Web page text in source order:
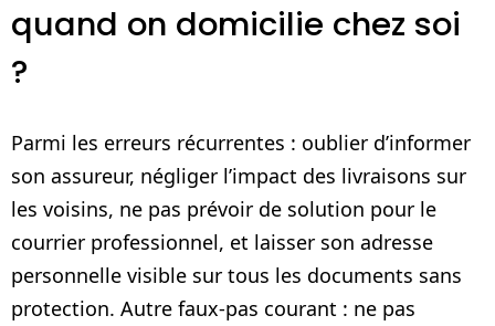
quand on domicilie chez soi
?
Parmi les erreurs récurrentes : oublier d’informer
son assureur, négliger l’impact des livraisons sur
les voisins, ne pas prévoir de solution pour le
courrier professionnel, et laisser son adresse
personnelle visible sur tous les documents sans
protection. Autre faux-pas courant : ne pas